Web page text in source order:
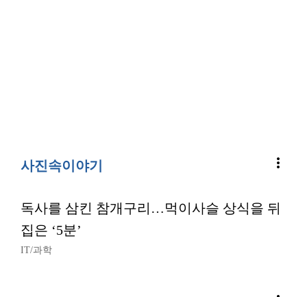
사진속이야기 more_vert
독사를 삼킨 참개구리…먹이사슬 상식을 뒤
집은 ‘5분’
IT/과학